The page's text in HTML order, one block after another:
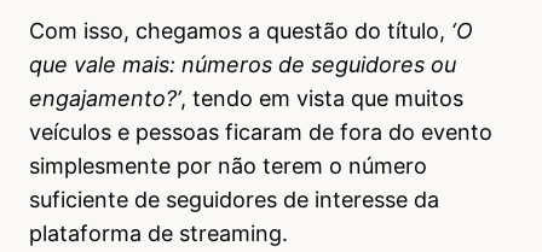
Com isso, chegamos a questão do título, ‘O
que vale mais: números de seguidores ou
engajamento?’, tendo em vista que muitos
veículos e pessoas ficaram de fora do evento
simplesmente por não terem o número
suficiente de seguidores de interesse da
plataforma de streaming.